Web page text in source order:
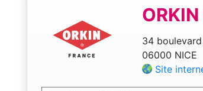
34
06000 NICE
Site